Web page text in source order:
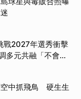
2027年選秀衝擊
多元共融「不會成
空中抓飛鳥 硬生生